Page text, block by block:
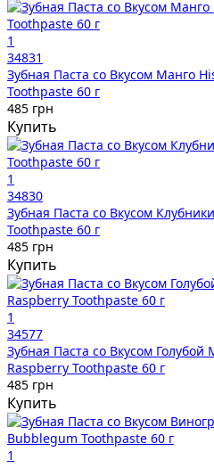
1
34831
Зубная Паста со Вкусом Манго
Toothpaste 60 г
485 грн
Купить
1
34830
Зубная Паста со Вкусом
Toothpaste 60 г
485 грн
Купить
1
34577
Зубная Паста со Вкусом
Raspberry Toothpaste 60 г
485 грн
Купить
1